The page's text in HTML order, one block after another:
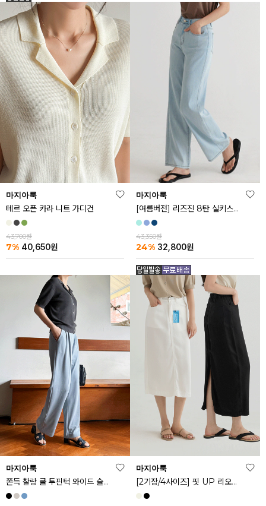
마지아룩
테르 오픈 카라 니트 가디건
43,700원
7% 40,650원
마지아룩
[여름버전] 리즈진 8탄 실키스판 와이드 아이스 데님 팬츠
43,350원
24% 32,800원
마지아룩
쫀득 찰랑 쿨 투핀턱 와이드 슬랙스
마지아룩
[2기장/4사이즈] 핏 UP 리오셀 스판 스커트